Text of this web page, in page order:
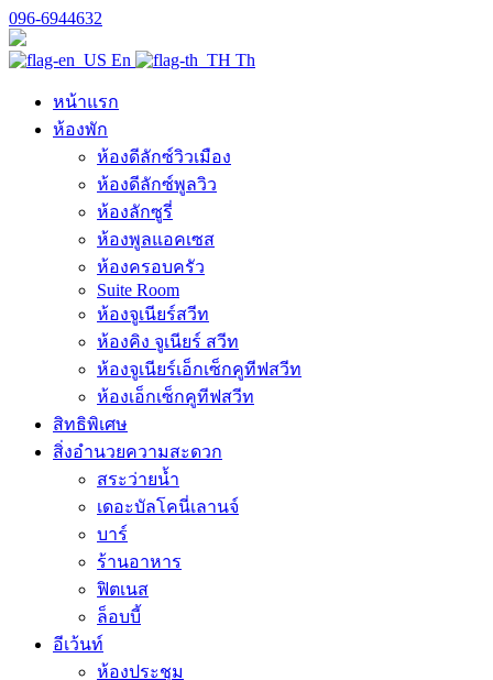
096-6944632
En Th
หน้าแรก
ห้องพัก
ห้องดีลักซ์วิวเมือง
ห้องดีลักซ์พูลวิว
ห้องลักซูรี่
ห้องพูลแอคเซส
ห้องครอบครัว
Suite Room
ห้องจูเนียร์สวีท
ห้องคิง จูเนียร์ สวีท
ห้องจูเนียร์เอ็กเซ็กคูทีฟสวีท
ห้องเอ็กเซ็กคูทีฟสวีท
สิทธิพิเศษ
สิ่งอำนวยความสะดวก
สระว่ายน้ำ
เดอะบัลโคนี่เลานจ์
บาร์
ร้านอาหาร
ฟิตเนส
ล็อบบี้
อีเว้นท์
ห้องประชุม